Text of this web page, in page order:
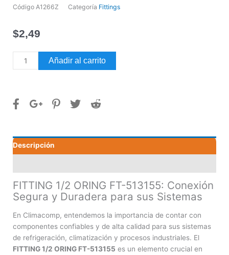
Código A1266Z Categoría Fittings
$2,49
FITTING
1/2
513155
Añadir al carrito
Descripción
FITTING 1/2 ORING FT-513155: Conexión
Segura y Duradera para sus Sistemas
En Climacomp, entendemos la importancia de contar con
componentes confiables y de alta calidad para sus sistemas
de refrigeración, climatización y procesos industriales. El
FITTING 1/2 ORING FT-513155 es un elemento crucial en